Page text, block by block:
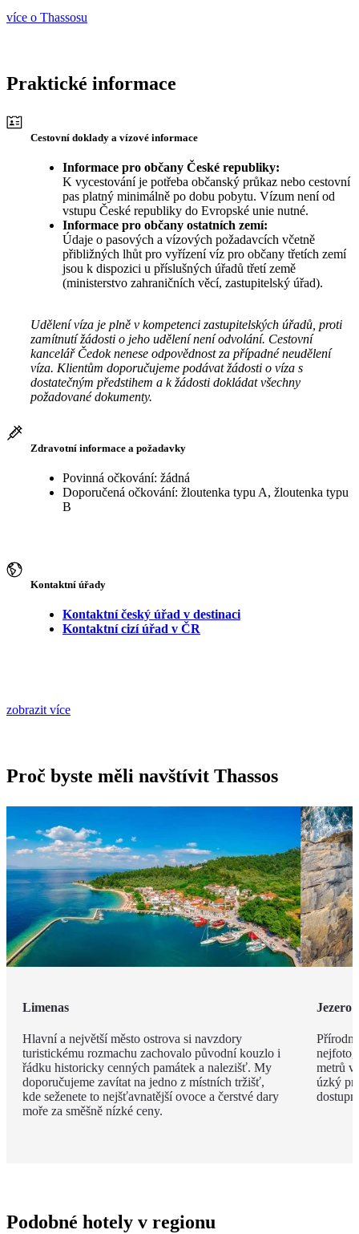
více o Thassosu
Praktické informace
Cestovní doklady a vízové informace
Informace pro občany České republiky:
K vycestování je potřeba občanský průkaz nebo cestovní
pas platný minimálně po dobu pobytu. Vízum není od
vstupu České republiky do Evropské unie nutné.
Informace pro občany ostatních zemí:
Údaje o pasových a vízových požadavcích včetně
přibližných lhůt pro vyřízení víz pro občany třetích zemí
jsou k dispozici u příslušných úřadů třetí země
(ministerstvo zahraničních věcí, zastupitelský úřad).
Udělení víza je plně v kompetenci zastupitelských úřadů, proti
zamítnutí žádosti o jeho udělení není odvolání. Cestovní
kancelář Čedok nenese odpovědnost za případné neudělení
víza. Klientům doporučujeme podávat žádosti o víza s
dostatečným předstihem a k žádosti dokládat všechny
požadované dokumenty.
Zdravotní informace a požadavky
Povinná očkování: žádná
Doporučená očkování: žloutenka typu A, žloutenka typu
B
Kontaktní úřady
Kontaktní český úřad v destinaci
Kontaktní cizí úřad v ČR
zobrazit více
Proč byste měli navštívit Thassos
Limenas
Hlavní a největší město ostrova si navzdory
turistickému rozmachu zachovalo původní kouzlo i
řádku historicky cenných památek a nalezišť. My
doporučujeme zavítat na jedno z místních tržišť,
kde seženete to nejšťavnatější ovoce a čerstvé dary
moře za směšně nízké ceny.
Jezero
metrů
úzký
Podobné hotely v regionu